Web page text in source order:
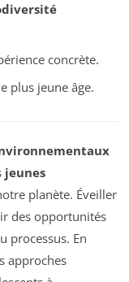
concrète.
plus jeune âge.
jeunes
planète. Éveiller
des opportunités
processus. En
approches